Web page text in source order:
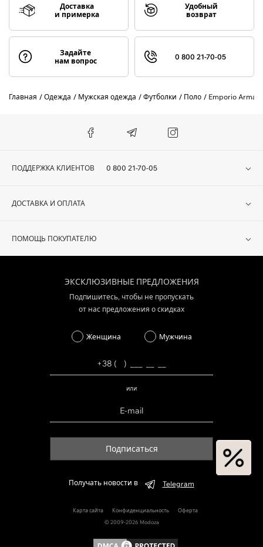
Доставка
и примерка
Удобный
возврат
Задайте
нам вопрос
0 800 21-70-05
Главная Одежда Мужская одежда Футболки Поло Emporio Armani
ПОДДЕРЖКА КЛИЕНТОВ 0 800 21-70-05
ДОСТАВКА И ОПЛАТА
ПОМОЩЬ ПОКУПАТЕЛЮ
ЭКСКЛЮЗИВНЫЕ ПРЕДЛОЖЕНИЯ
Подпишитесь, чтобы не пропускать
от нас предложения о скидках
Женщина Мужчина
или
Подписаться
Получать новости в Telegram
Карта сайта Конфиденциальность
Оферта
© 2009-2026 Modoza